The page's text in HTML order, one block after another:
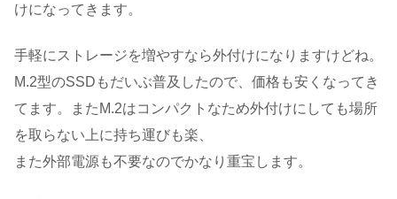
けになってきます。
手軽にストレージを増やすなら外付けになりますけどね。
M.2型のSSDもだいぶ普及したので、価格も安くなってき
てます。またM.2はコンパクトなため外付けにしても場所
を取らない上に持ち運びも楽、
また外部電源も不要なのでかなり重宝します。